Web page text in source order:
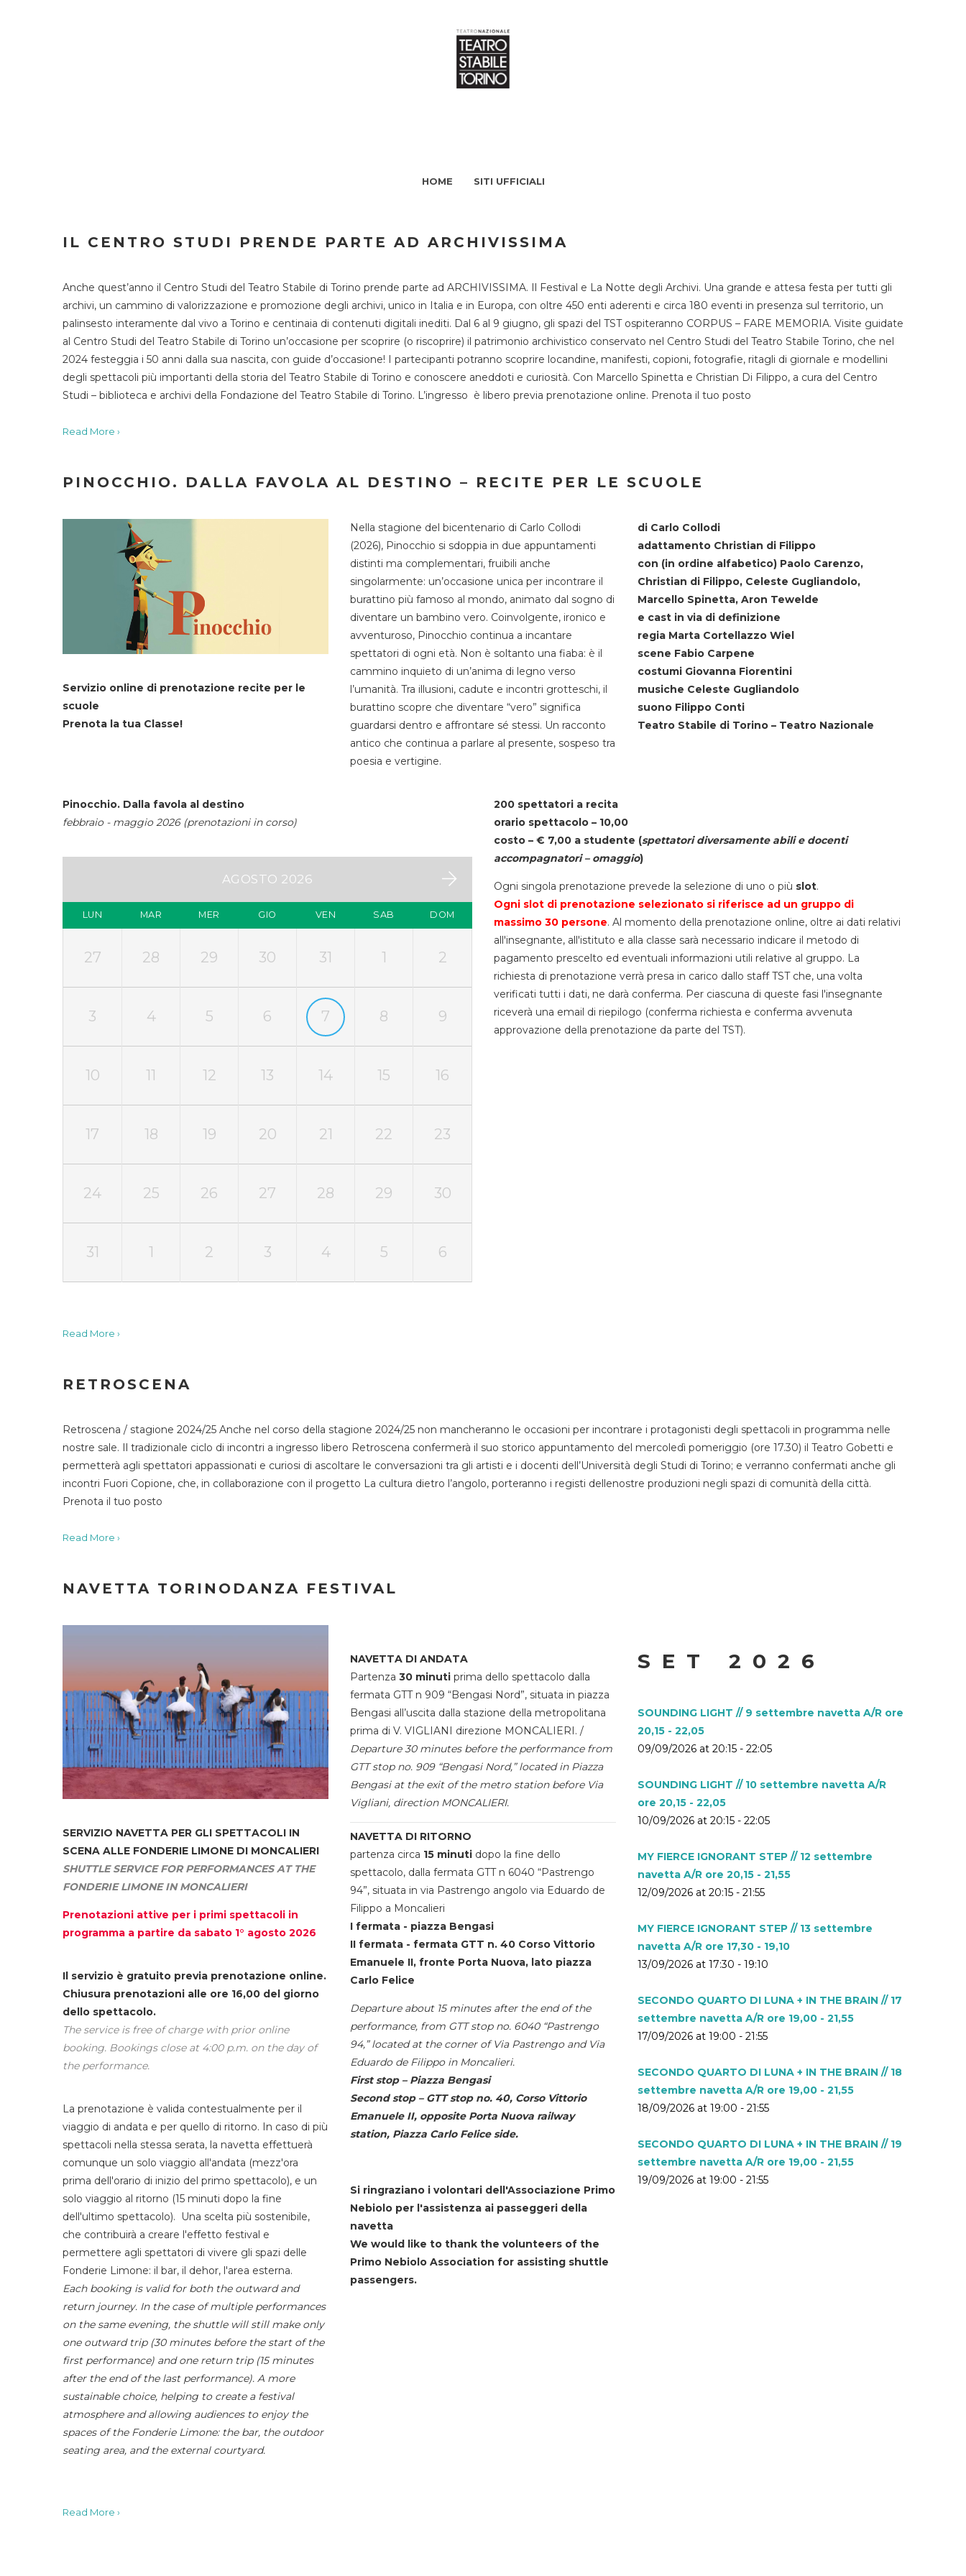
HOME SITI UFFICIALI
IL CENTRO STUDI PRENDE PARTE AD ARCHIVISSIMA
Anche quest’anno il Centro Studi del Teatro Stabile di Torino prende parte ad ARCHIVISSIMA. Il Festival e La Notte degli Archivi. Una grande e attesa festa per tutti gli
archivi, un cammino di valorizzazione e promozione degli archivi, unico in Italia e in Europa, con oltre 450 enti aderenti e circa 180 eventi in presenza sul territorio, un
palinsesto interamente dal vivo a Torino e centinaia di contenuti digitali inediti. Dal 6 al 9 giugno, gli spazi del TST ospiteranno CORPUS – FARE MEMORIA. Visite guidate
al Centro Studi del Teatro Stabile di Torino un’occasione per scoprire (o riscoprire) il patrimonio archivistico conservato nel Centro Studi del Teatro Stabile Torino, che nel
2024 festeggia i 50 anni dalla sua nascita, con guide d’occasione! I partecipanti potranno scoprire locandine, manifesti, copioni, fotografie, ritagli di giornale e modellini
degli spettacoli più importanti della storia del Teatro Stabile di Torino e conoscere aneddoti e curiosità. Con Marcello Spinetta e Christian Di Filippo, a cura del Centro
Studi – biblioteca e archivi della Fondazione del Teatro Stabile di Torino. L’ingresso è libero previa prenotazione online. Prenota il tuo posto
Read More ›
PINOCCHIO. DALLA FAVOLA AL DESTINO – RECITE PER LE SCUOLE
Servizio online di prenotazione recite per le
scuole
Prenota la tua Classe!
Nella stagione del bicentenario di Carlo Collodi
(2026), Pinocchio si sdoppia in due appuntamenti
distinti ma complementari, fruibili anche
singolarmente: un’occasione unica per incontrare il
burattino più famoso al mondo, animato dal sogno di
diventare un bambino vero. Coinvolgente, ironico e
avventuroso, Pinocchio continua a incantare
spettatori di ogni età. Non è soltanto una fiaba: è il
cammino inquieto di un’anima di legno verso
l’umanità. Tra illusioni, cadute e incontri grotteschi, il
burattino scopre che diventare “vero” significa
guardarsi dentro e affrontare sé stessi. Un racconto
antico che continua a parlare al presente, sospeso tra
poesia e vertigine.
di Carlo Collodi
adattamento Christian di Filippo
con (in ordine alfabetico) Paolo Carenzo,
Christian di Filippo, Celeste Gugliandolo,
Marcello Spinetta, Aron Tewelde
e cast in via di definizione
regia Marta Cortellazzo Wiel
scene Fabio Carpene
costumi Giovanna Fiorentini
musiche Celeste Gugliandolo
suono Filippo Conti
Teatro Stabile di Torino – Teatro Nazionale
Pinocchio. Dalla favola al destino
febbraio - maggio 2026 (prenotazioni in corso)
AGOSTO 2026
LUN MAR MER GIO VEN SAB DOM
27 28 29 30 31 1 2
3 4 5 6 7 8 9
10 11 12 13 14 15 16
17 18 19 20 21 22 23
24 25 26 27 28 29 30
31 1 2 3 4 5 6
200 spettatori a recita
orario spettacolo – 10,00
costo – € 7,00 a studente (spettatori diversamente abili e docenti
accompagnatori – omaggio)
Ogni singola prenotazione prevede la selezione di uno o più slot.
Ogni slot di prenotazione selezionato si riferisce ad un gruppo di
massimo 30 persone. Al momento della prenotazione online, oltre ai dati relativi
all'insegnante, all'istituto e alla classe sarà necessario indicare il metodo di
pagamento prescelto ed eventuali informazioni utili relative al gruppo. La
richiesta di prenotazione verrà presa in carico dallo staff TST che, una volta
verificati tutti i dati, ne darà conferma. Per ciascuna di queste fasi l'insegnante
riceverà una email di riepilogo (conferma richiesta e conferma avvenuta
approvazione della prenotazione da parte del TST).
Read More ›
RETROSCENA
Retroscena / stagione 2024/25 Anche nel corso della stagione 2024/25 non mancheranno le occasioni per incontrare i protagonisti degli spettacoli in programma nelle
nostre sale. Il tradizionale ciclo di incontri a ingresso libero Retroscena confermerà il suo storico appuntamento del mercoledì pomeriggio (ore 17.30) il Teatro Gobetti e
permetterà agli spettatori appassionati e curiosi di ascoltare le conversazioni tra gli artisti e i docenti dell’Università degli Studi di Torino; e verranno confermati anche gli
incontri Fuori Copione, che, in collaborazione con il progetto La cultura dietro l’angolo, porteranno i registi dellenostre produzioni negli spazi di comunità della città.
Prenota il tuo posto
Read More ›
NAVETTA TORINODANZA FESTIVAL
SERVIZIO NAVETTA PER GLI SPETTACOLI IN
SCENA ALLE FONDERIE LIMONE DI MONCALIERI
SHUTTLE SERVICE FOR PERFORMANCES AT THE
FONDERIE LIMONE IN MONCALIERI
Prenotazioni attive per i primi spettacoli in
programma a partire da sabato 1° agosto 2026
Il servizio è gratuito previa prenotazione online.
Chiusura prenotazioni alle ore 16,00 del giorno
dello spettacolo.
The service is free of charge with prior online
booking. Bookings close at 4:00 p.m. on the day of
the performance.
La prenotazione è valida contestualmente per il
viaggio di andata e per quello di ritorno. In caso di più
spettacoli nella stessa serata, la navetta effettuerà
comunque un solo viaggio all'andata (mezz'ora
prima dell'orario di inizio del primo spettacolo), e un
solo viaggio al ritorno (15 minuti dopo la fine
dell'ultimo spettacolo). Una scelta più sostenibile,
che contribuirà a creare l'effetto festival e
permettere agli spettatori di vivere gli spazi delle
Fonderie Limone: il bar, il dehor, l'area esterna.
Each booking is valid for both the outward and
return journey. In the case of multiple performances
on the same evening, the shuttle will still make only
one outward trip (30 minutes before the start of the
first performance) and one return trip (15 minutes
after the end of the last performance). A more
sustainable choice, helping to create a festival
atmosphere and allowing audiences to enjoy the
spaces of the Fonderie Limone: the bar, the outdoor
seating area, and the external courtyard.
NAVETTA DI ANDATA
Partenza 30 minuti prima dello spettacolo dalla
fermata GTT n 909 “Bengasi Nord”, situata in piazza
Bengasi all’uscita dalla stazione della metropolitana
prima di V. VIGLIANI direzione MONCALIERI. /
Departure 30 minutes before the performance from
GTT stop no. 909 “Bengasi Nord,” located in Piazza
Bengasi at the exit of the metro station before Via
Vigliani, direction MONCALIERI.
NAVETTA DI RITORNO
partenza circa 15 minuti dopo la fine dello
spettacolo, dalla fermata GTT n 6040 “Pastrengo
94”, situata in via Pastrengo angolo via Eduardo de
Filippo a Moncalieri
I fermata - piazza Bengasi
II fermata - fermata GTT n. 40 Corso Vittorio
Emanuele II, fronte Porta Nuova, lato piazza
Carlo Felice
Departure about 15 minutes after the end of the
performance, from GTT stop no. 6040 “Pastrengo
94,” located at the corner of Via Pastrengo and Via
Eduardo de Filippo in Moncalieri.
First stop – Piazza Bengasi
Second stop – GTT stop no. 40, Corso Vittorio
Emanuele II, opposite Porta Nuova railway
station, Piazza Carlo Felice side.
Si ringraziano i volontari dell'Associazione Primo
Nebiolo per l'assistenza ai passeggeri della
navetta
We would like to thank the volunteers of the
Primo Nebiolo Association for assisting shuttle
passengers.
SET 2026
SOUNDING LIGHT // 9 settembre navetta A/R ore
20,15 - 22,05
09/09/2026 at 20:15 - 22:05
SOUNDING LIGHT // 10 settembre navetta A/R
ore 20,15 - 22,05
10/09/2026 at 20:15 - 22:05
MY FIERCE IGNORANT STEP // 12 settembre
navetta A/R ore 20,15 - 21,55
12/09/2026 at 20:15 - 21:55
MY FIERCE IGNORANT STEP // 13 settembre
navetta A/R ore 17,30 - 19,10
13/09/2026 at 17:30 - 19:10
SECONDO QUARTO DI LUNA + IN THE BRAIN // 17
settembre navetta A/R ore 19,00 - 21,55
17/09/2026 at 19:00 - 21:55
SECONDO QUARTO DI LUNA + IN THE BRAIN // 18
settembre navetta A/R ore 19,00 - 21,55
18/09/2026 at 19:00 - 21:55
SECONDO QUARTO DI LUNA + IN THE BRAIN // 19
settembre navetta A/R ore 19,00 - 21,55
19/09/2026 at 19:00 - 21:55
Read More ›